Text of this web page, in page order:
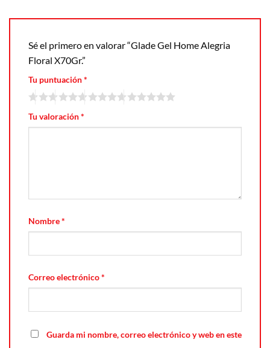
Sé el primero en valorar “Glade Gel Home Alegria
Floral X70Gr.”
Tu puntuación*
Tu valoración*
Nombre*
Correo electrónico*
Guarda mi nombre, correo electrónico y web en este